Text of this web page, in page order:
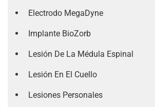
Electrodo MegaDyne
Implante BioZorb
Lesión De La Médula Espinal
Lesión En El Cuello
Lesiones Personales